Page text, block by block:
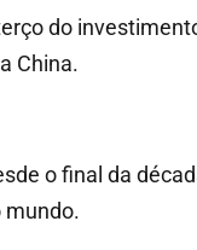
do
China.
o final da
mundo.